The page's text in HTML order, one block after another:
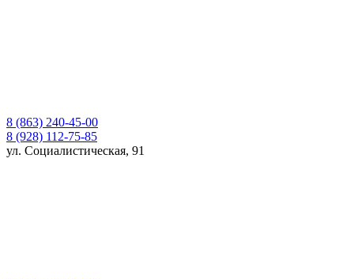
8 (863) 240-45-00
8 (928) 112-75-85
ул. Социалистическая, 91